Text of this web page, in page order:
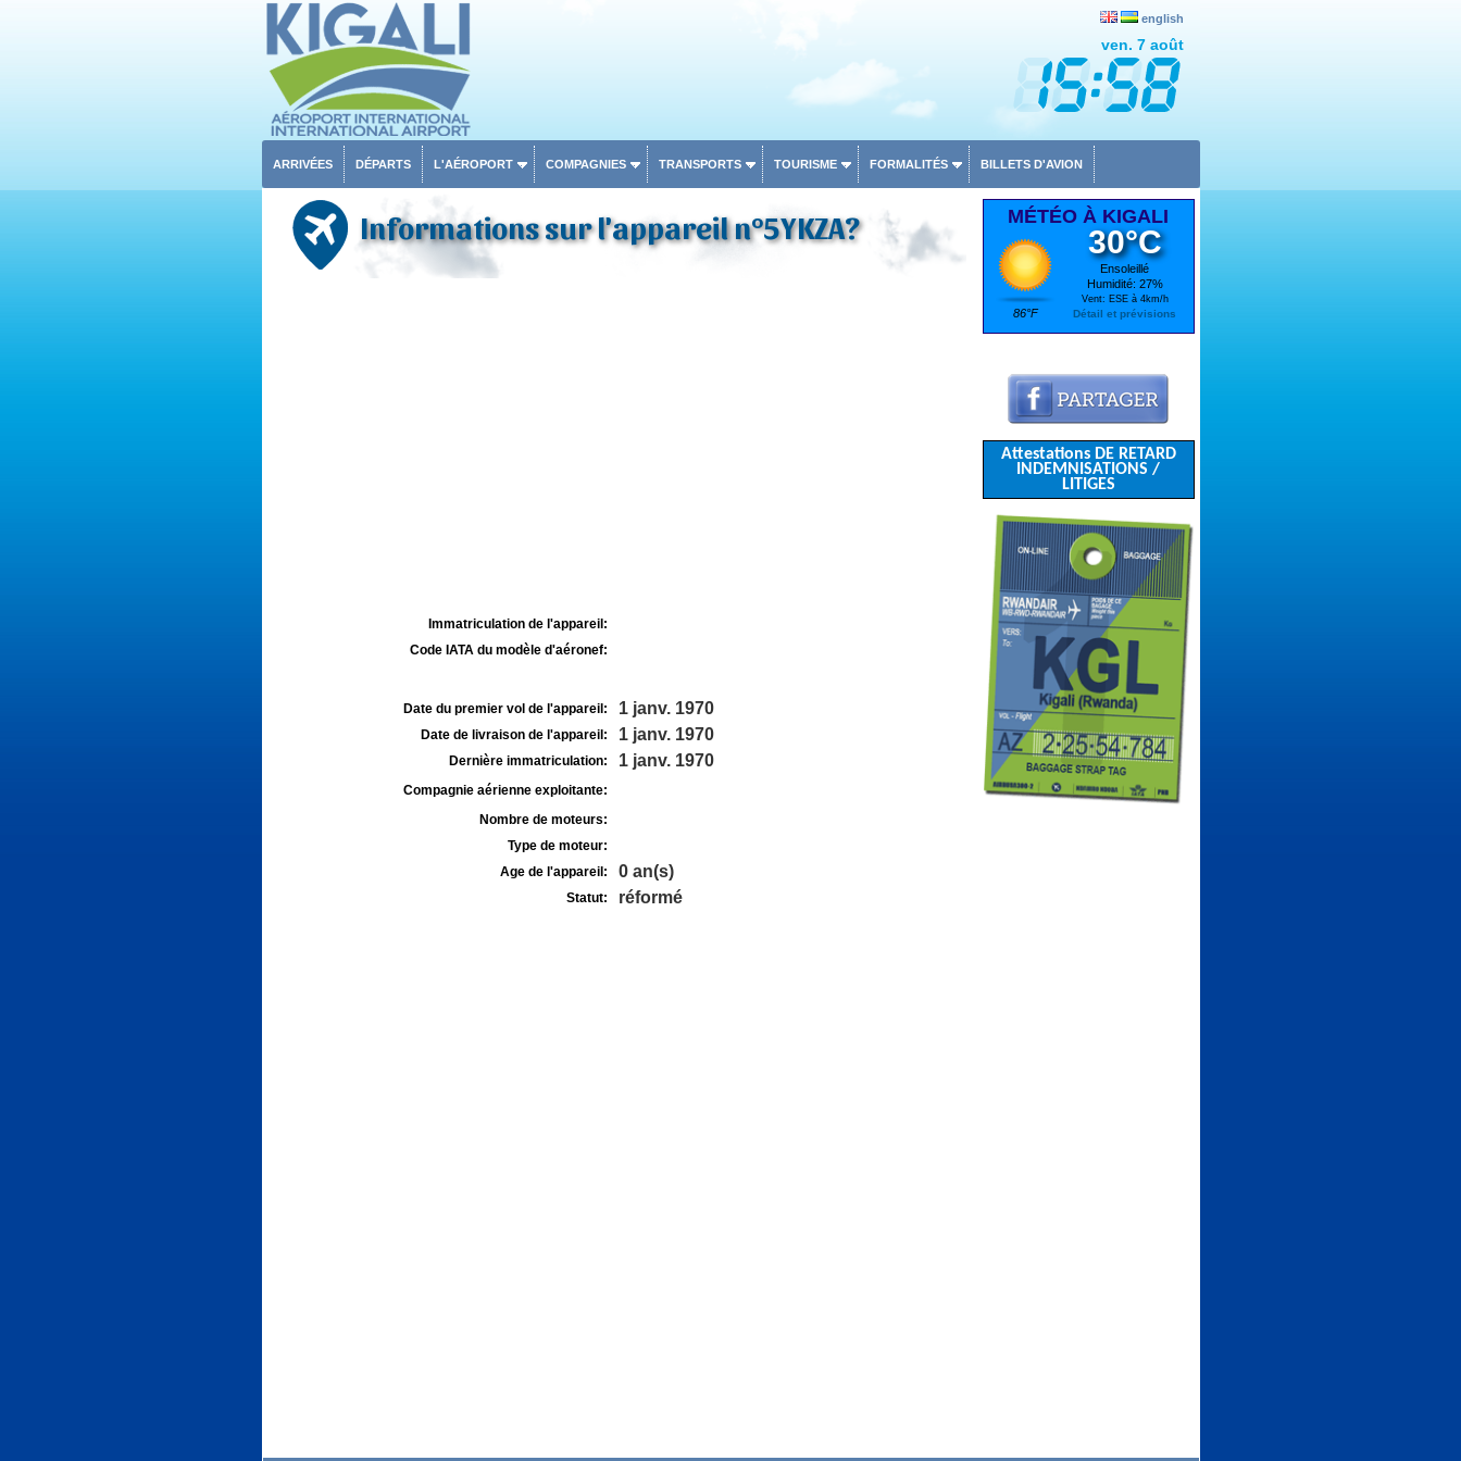
english
ven. 7 août
ARRIVÉES DÉPARTS L'AÉROPORT COMPAGNIES TRANSPORTS TOURISME FORMALITÉS BILLETS D'AVION
Informations sur l'appareil n°5YKZA?
Immatriculation de l'appareil:
Code IATA du modèle d'aéronef:
Date du premier vol de l'appareil: 1 janv. 1970
Date de livraison de l'appareil: 1 janv. 1970
Dernière immatriculation: 1 janv. 1970
Compagnie aérienne exploitante:
Nombre de moteurs:
Type de moteur:
Age de l'appareil:
0 an(s)
Statut: réformé
MÉTÉO À KIGALI
86°F
30°C
Ensoleillé
Humidité: 27%
Vent: ESE à 4km/h
Détail et prévisions
Attestations DE RETARD
INDEMNISATIONS /
LITIGES